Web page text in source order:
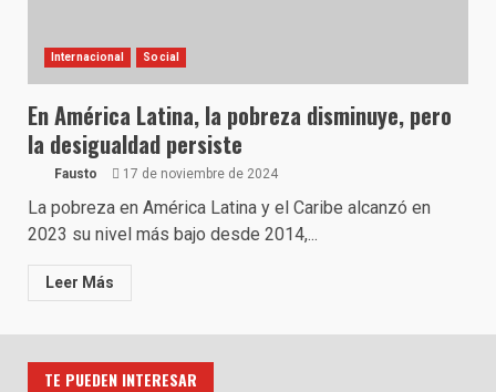
Internacional Social
En América Latina, la pobreza disminuye, pero
la desigualdad persiste
Fausto 17 de noviembre de 2024
La pobreza en América Latina y el Caribe alcanzó en
2023 su nivel más bajo desde 2014,...
Leer Más
TE PUEDEN INTERESAR